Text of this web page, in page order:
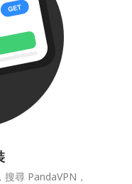
尋 PandaVPN，